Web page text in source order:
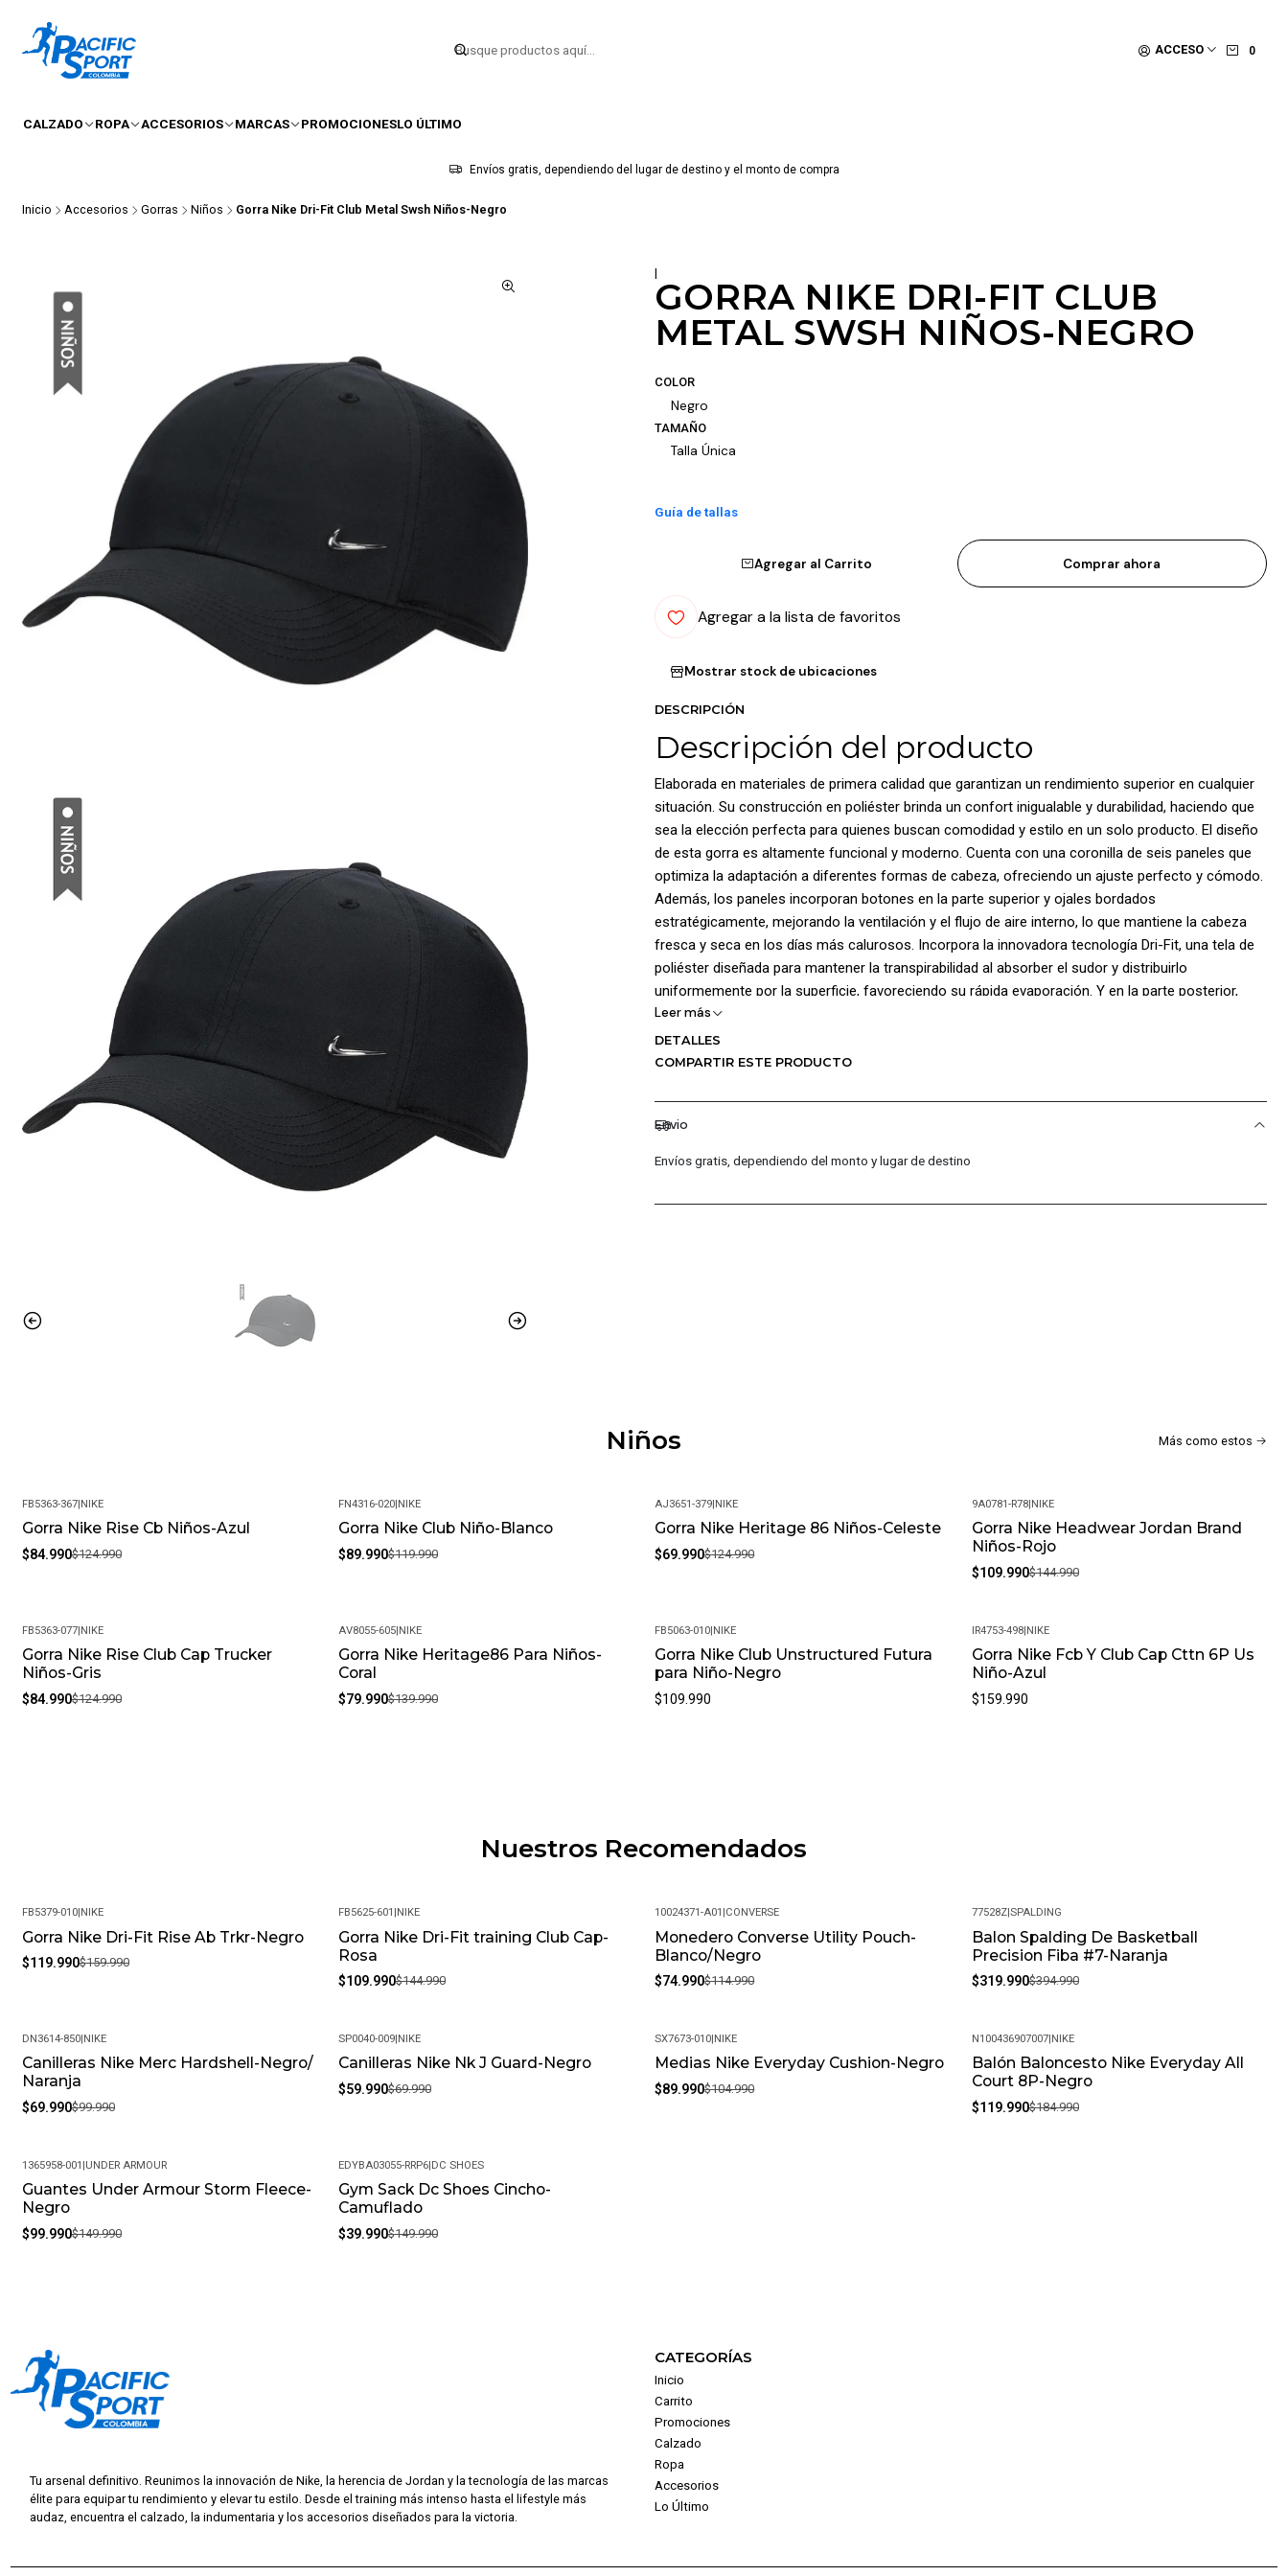
ACCESO 0
CALZADO ROPA ACCESORIOS MARCAS PROMOCIONESLO ÚLTIMO
Envíos gratis, dependiendo del lugar de destino y el monto de compra
Inicio Accesorios Gorras Niños Gorra Nike Dri-Fit Club Metal Swsh Niños-Negro
|
GORRA NIKE DRI-FIT CLUB
METAL SWSH NIÑOS-NEGRO
COLOR
Negro
TAMAÑO
Talla Única
Guía de tallas
Agregar al Carrito Comprar ahora
Agregar a la lista de favoritos
Mostrar stock de ubicaciones
DESCRIPCIÓN
Descripción del producto
Elaborada en materiales de primera calidad que garantizan un rendimiento superior en cualquier
situación. Su construcción en poliéster brinda un confort inigualable y durabilidad, haciendo que
sea la elección perfecta para quienes buscan comodidad y estilo en un solo producto. El diseño
de esta gorra es altamente funcional y moderno. Cuenta con una coronilla de seis paneles que
optimiza la adaptación a diferentes formas de cabeza, ofreciendo un ajuste perfecto y cómodo.
Además, los paneles incorporan botones en la parte superior y ojales bordados
estratégicamente, mejorando la ventilación y el flujo de aire interno, lo que mantiene la cabeza
fresca y seca en los días más calurosos. Incorpora la innovadora tecnología Dri-Fit, una tela de
poliéster diseñada para mantener la transpirabilidad al absorber el sudor y distribuirlo
uniformemente por la superficie, favoreciendo su rápida evaporación. Y en la parte posterior,
cuenta con un cierre en strapback, que permite un ajuste personalizado y preciso, garantizando
que la gorra se mantenga en su lugar durante toda la jornada. Composición 100% poliéster.
Leer más
DETALLES
COMPARTIR ESTE PRODUCTO
Envio
Envíos gratis, dependiendo del monto y lugar de destino
Niños Más como estos
-32%
FB5363-367|NIKE
Gorra Nike Rise Cb Niños-Azul
$84.990$124.990
-25%
FN4316-020|NIKE
Gorra Nike Club Niño-Blanco
$89.990$119.990
-44%
AJ3651-379|NIKE
Gorra Nike Heritage 86 Niños-Celeste
$69.990$124.990
-24%
9A0781-R78|NIKE
Gorra Nike Headwear Jordan Brand
Niños-Rojo
$109.990$144.990
-32%
FB5363-077|NIKE
Gorra Nike Rise Club Cap Trucker
Niños-Gris
$84.990$124.990
-43%
AV8055-605|NIKE
Gorra Nike Heritage86 Para Niños-
Coral
$79.990$139.990
FB5063-010|NIKE
Gorra Nike Club Unstructured Futura
para Niño-Negro
$109.990
IR4753-498|NIKE
Gorra Nike Fcb Y Club Cap Cttn 6P Us
Niño-Azul
$159.990
Nuestros Recomendados
-25%
FB5379-010|NIKE
Gorra Nike Dri-Fit Rise Ab Trkr-Negro
$119.990$159.990
-24%
FB5625-601 |NIKE
Gorra Nike Dri-Fit training Club Cap-
Rosa
$109.990$144.990
-35%
10024371-A01 |CONVERSE
Monedero Converse Utility Pouch-
Blanco/Negro
$74.990$114.990
-19%
77528Z|SPALDING
Balon Spalding De Basketball
Precision Fiba #7-Naranja
$319.990$394.990
-30%
DN3614-850|NIKE
Canilleras Nike Merc Hardshell-Negro/
Naranja
$69.990$99.990
-14%
SP0040-009|NIKE
Canilleras Nike Nk J Guard-Negro
$59.990$69.990
-14%
SX7673-010|NIKE
Medias Nike Everyday Cushion-Negro
$89.990$104.990
-35%
N100436907007|NIKE
Balón Baloncesto Nike Everyday All
Court 8P-Negro
$119.990$184.990
-33%
1365958-001 |UNDER ARMOUR
Guantes Under Armour Storm Fleece-
Negro
$99.990$149.990
-73%
EDYBA03055-RRP6|DC SHOES
Gym Sack Dc Shoes Cincho-
Camuflado
$39.990$149.990
Tu arsenal definitivo. Reunimos la innovación de Nike, la herencia de Jordan y la tecnología de las marcas
élite para equipar tu rendimiento y elevar tu estilo. Desde el training más intenso hasta el lifestyle más
audaz, encuentra el calzado, la indumentaria y los accesorios diseñados para la victoria.
CATEGORÍAS
Inicio
Carrito
Promociones
Calzado
Ropa
Accesorios
Lo Último